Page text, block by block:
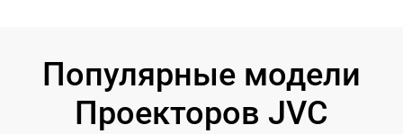
Популярные модели
Проекторов JVC